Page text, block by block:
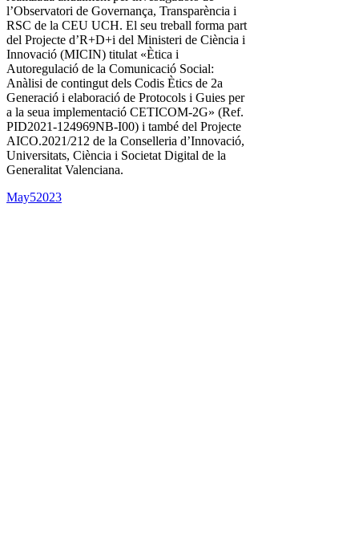
l’Observatori de Governança, Transparència i
RSC de la CEU UCH. El seu treball forma part
del Projecte d’R+D+i del Ministeri de Ciència i
Innovació (MICIN) titulat «Ètica i
Autoregulació de la Comunicació Social:
Anàlisi de contingut dels Codis Ètics de 2a
Generació i elaboració de Protocols i Guies per
a la seua implementació CETICOM-2G» (Ref.
PID2021-124969NB-I00) i també del Projecte
AICO.2021/212 de la Conselleria d’Innovació,
Universitats, Ciència i Societat Digital de la
Generalitat Valenciana.
May52023